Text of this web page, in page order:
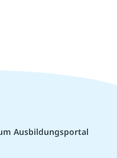
Ausbildungsportal